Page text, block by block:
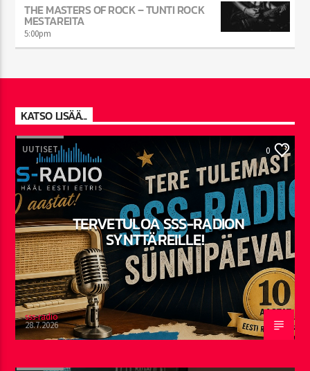
THE MASTERS OF ROCK – TUNTI ROCK
MESTAREITA
5:00pm
KATSO LISÄÄ...
UUTISET 0
TERVETULOA SSS-RADION
SYNTTÄREILLE!
sss-radio
28.7.2026